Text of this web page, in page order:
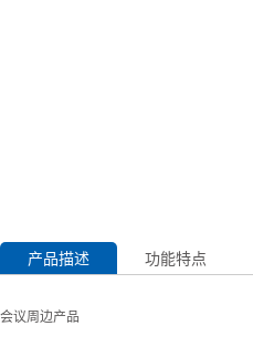
产品描述 功能特点
会议周边产品